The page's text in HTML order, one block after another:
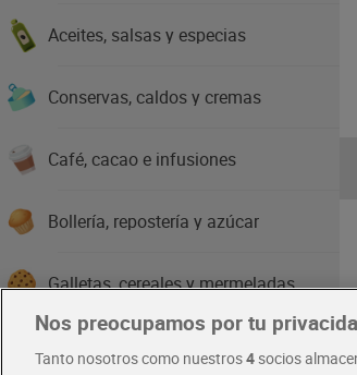
Aceites, salsas y especias
Conservas, caldos y cremas
Café, cacao e infusiones
Bollería, repostería y azúcar
Galletas, cereales y mermeladas
Nos preocupamos por tu
Tanto nosotros como nuestros4socios